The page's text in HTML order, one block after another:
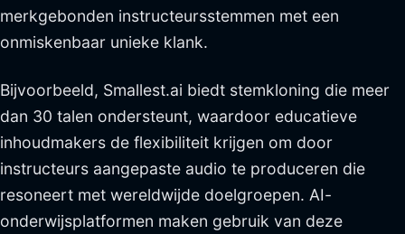
merkgebonden instructeursstemmen met een
onmiskenbaar unieke klank.
Bijvoorbeeld, Smallest.ai biedt stemkloning die meer
dan 30 talen ondersteunt, waardoor educatieve
inhoudmakers de flexibiliteit krijgen om door
instructeurs aangepaste audio te produceren die
resoneert met wereldwijde doelgroepen. AI-
onderwijsplatformen maken gebruik van deze